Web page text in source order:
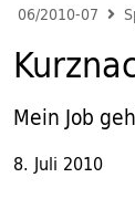
06/2010-07
Mein Job
8. Juli 2010